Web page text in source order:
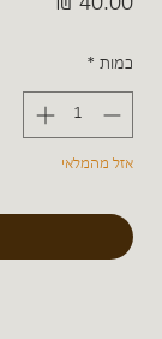
כמות *
אזל מהמלאי